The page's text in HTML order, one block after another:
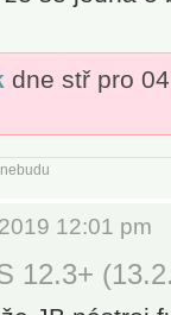
dne stř pro
12:01 pm
12.3+